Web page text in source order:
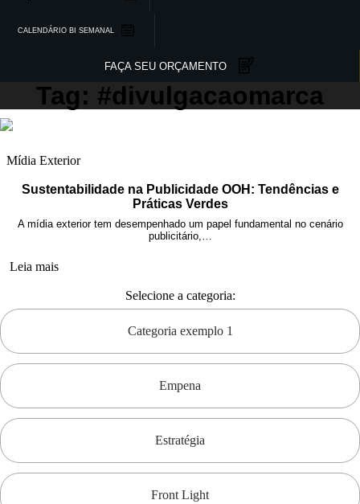
CALENDÁRIO BI SEMANAL
FAÇA SEU ORÇAMENTO
Tag: #divulgacaomarca
Mídia Exterior
Sustentabilidade na Publicidade OOH: Tendências e
Práticas Verdes
A mídia exterior tem desempenhado um papel fundamental no cenário
publicitário,…
Leia mais
Selecione a categoria:
Categoria exemplo 1
Empena
Estratégia
Front Light